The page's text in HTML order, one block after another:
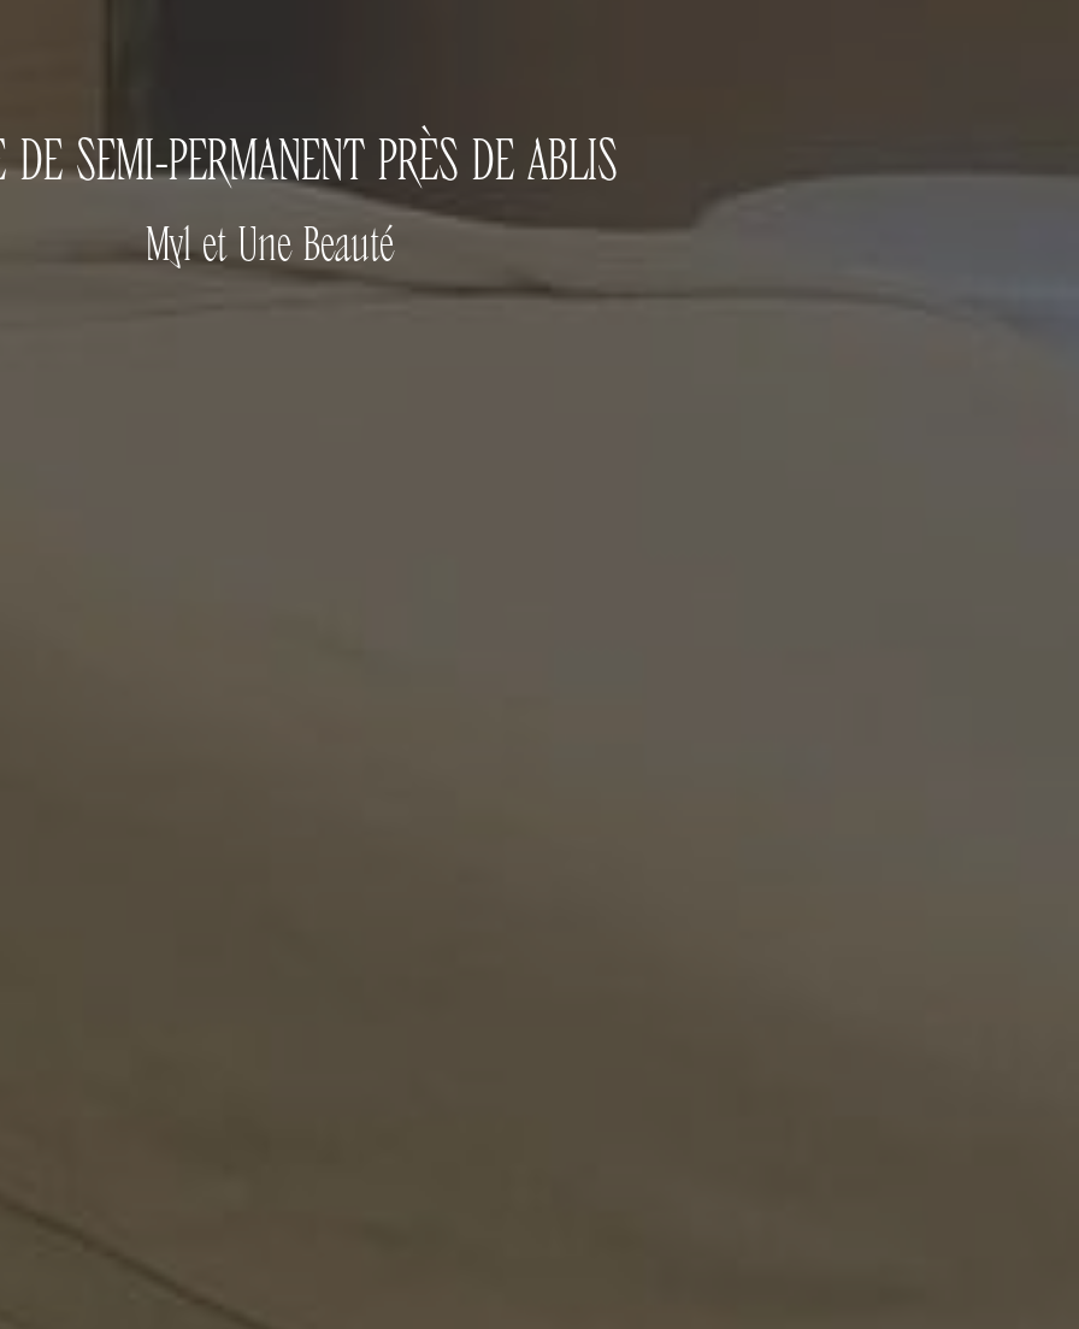
DE SEMI-PERMANENT PRÈS DE ABLIS
Myl et Une Beauté